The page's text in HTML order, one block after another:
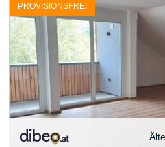
PROVISIONSFREI